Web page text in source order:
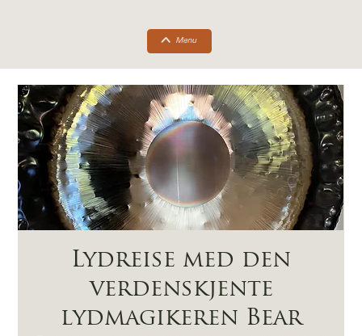
Lydreise med den
verdenskjente
lydmagikeren Bear